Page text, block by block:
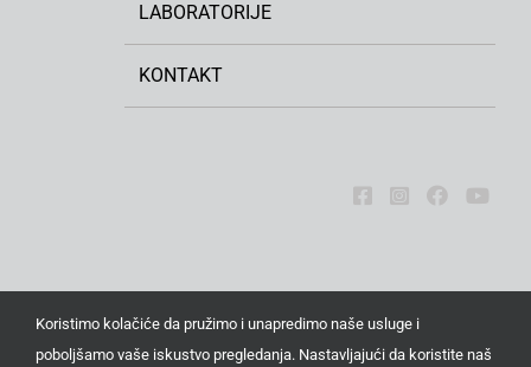
LABORATORIJE
KONTAKT
Koristimo kolačiće da pružimo i unapredimo naše usluge i
poboljšamo vaše iskustvo pregledanja. Nastavljajući da koristite naš